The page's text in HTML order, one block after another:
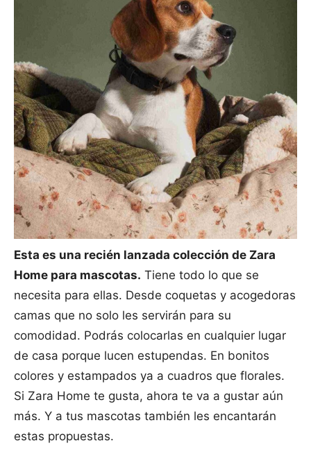
Esta es una recién lanzada colección de Zara
Home para mascotas. Tiene todo lo que se
necesita para ellas. Desde coquetas y acogedoras
camas que no solo les servirán para su
comodidad. Podrás colocarlas en cualquier lugar
de casa porque lucen estupendas. En bonitos
colores y estampados ya a cuadros que florales.
Si Zara Home te gusta, ahora te va a gustar aún
más. Y a tus mascotas también les encantarán
estas propuestas.